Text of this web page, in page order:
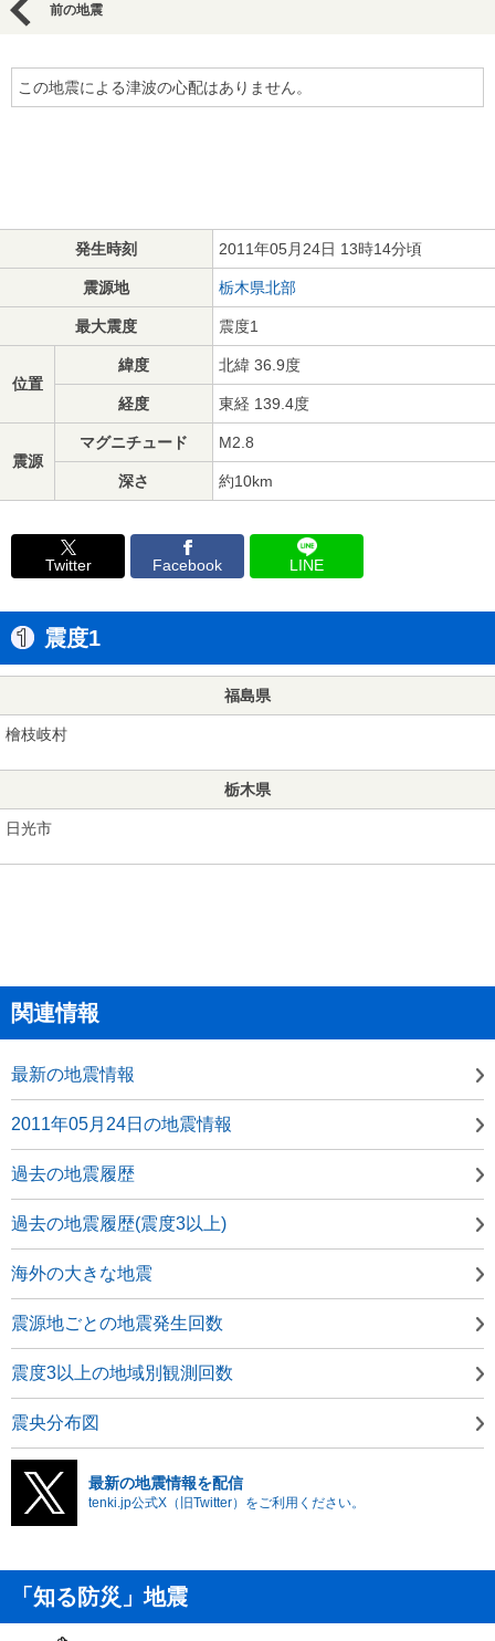
前の地震
この地震による津波の心配はありません。
発生時刻 2011年05月24日 13時14分頃
震源地 栃木県北部
最大震度 震度1
位置
緯度 北緯 36.9度
経度 東経 139.4度
震源
マグニチュード M2.8
深さ 約10km
Twitter Facebook LINE
震度1
福島県
檜枝岐村
栃木県
日光市
関連情報
最新の地震情報
2011年05月24日の地震情報
過去の地震履歴
過去の地震履歴(震度3以上)
海外の大きな地震
震源地ごとの地震発生回数
震度3以上の地域別観測回数
震央分布図
最新の地震情報を配信
tenki.jp公式X（旧Twitter）をご利用ください。
「知る防災」地震